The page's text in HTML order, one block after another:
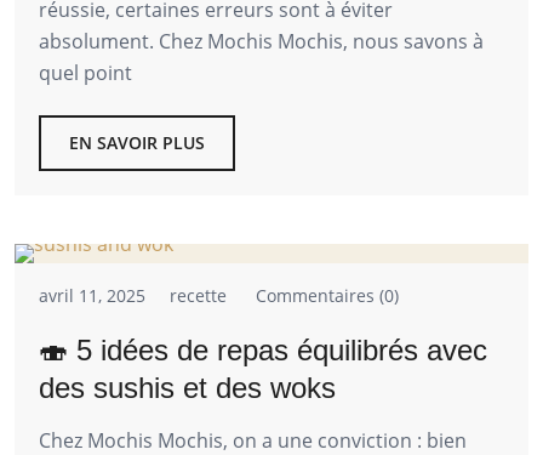
réussie, certaines erreurs sont à éviter
absolument. Chez Mochis Mochis, nous savons à
quel point
EN SAVOIR PLUS
avril 11, 2025 recette Commentaires (0)
🍣 5 idées de repas équilibrés avec
des sushis et des woks
Chez Mochis Mochis, on a une conviction : bien